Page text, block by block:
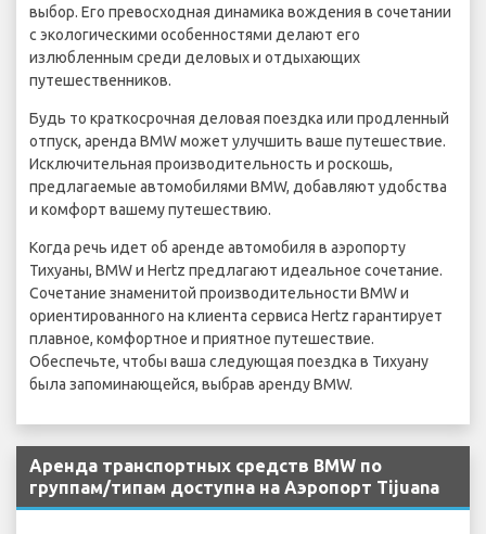
выбор. Его превосходная динамика вождения в сочетании
с экологическими особенностями делают его
излюбленным среди деловых и отдыхающих
путешественников.
Будь то краткосрочная деловая поездка или продленный
отпуск, аренда BMW может улучшить ваше путешествие.
Исключительная производительность и роскошь,
предлагаемые автомобилями BMW, добавляют удобства
и комфорт вашему путешествию.
Когда речь идет об аренде автомобиля в аэропорту
Тихуаны, BMW и Hertz предлагают идеальное сочетание.
Сочетание знаменитой производительности BMW и
ориентированного на клиента сервиса Hertz гарантирует
плавное, комфортное и приятное путешествие.
Обеспечьте, чтобы ваша следующая поездка в Тихуану
была запоминающейся, выбрав аренду BMW.
Аренда транспортных средств BMW по
группам/типам доступна на Аэропорт Tijuana